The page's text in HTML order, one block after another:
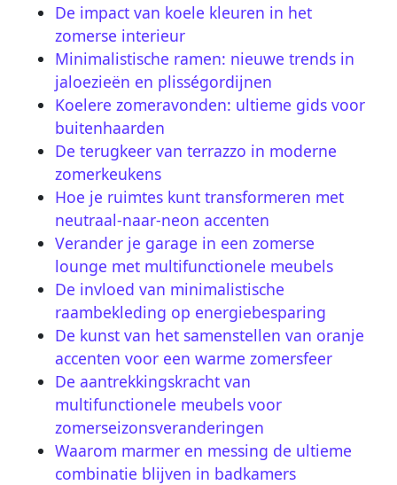
De impact van koele kleuren in het
zomerse interieur
Minimalistische ramen: nieuwe trends in
jaloezieën en plisségordijnen
Koelere zomeravonden: ultieme gids voor
buitenhaarden
De terugkeer van terrazzo in moderne
zomerkeukens
Hoe je ruimtes kunt transformeren met
neutraal-naar-neon accenten
Verander je garage in een zomerse
lounge met multifunctionele meubels
De invloed van minimalistische
raambekleding op energiebesparing
De kunst van het samenstellen van oranje
accenten voor een warme zomersfeer
De aantrekkingskracht van
multifunctionele meubels voor
zomerseizonsveranderingen
Waarom marmer en messing de ultieme
combinatie blijven in badkamers